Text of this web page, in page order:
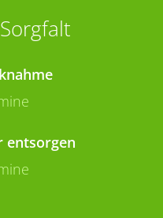
entsorgen